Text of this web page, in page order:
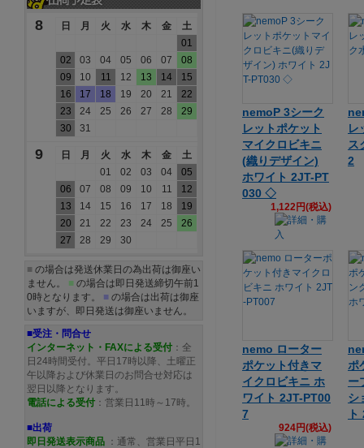
nemoP 3シーク
レットポケット
マイクロビキニ
(織りデザイン)
ホワイト 2JT-PT
030 ◇
1,122円(税込)
レ
ス
2
nemo ローター
ポケット付きマ
イクロビキニ ホ
ワイト 2JT-PT00
7
924円(税込)
ポ
ー
シ
8 日 月 火 水 木 金
土
01
02
03 04 05 06 07
08
09
10 11 12 13 14
15
16
17 18 19 20 21
22
23
24 25 26 27 28
29
30
31
9 日 月 火 水 木 金
土
01
02 03 04
05
06
07 08 09 10 11
12
13
14 15 16 17 18
19
20
21 22 23 24 25
26
27
28 29 30
■ の場合は発送休業日の為出荷は御座い
ません。 ■ の場合は即日発送締切午前1
0時となります。 ■ の場合は出荷は御座
いますが、即日発送は御座いません。
■受注・問合せ
インターネット・FAXによる受付 ：全
日24時間受付。平日17時以降、土曜正
午以降および休業日のお問合せ対応は
翌日以降となります。
電話による受付 ：営業日11時～17時。
■出荷
即日発送表示商品 ：通常、営業日平日1